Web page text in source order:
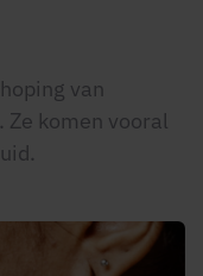
van
komen vooral